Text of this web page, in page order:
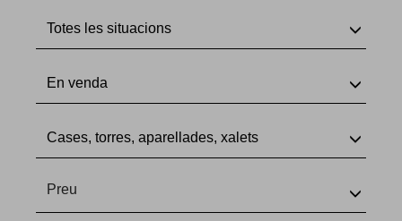
Totes les situacions
En venda
Cases, torres, aparellades, xalets
Preu